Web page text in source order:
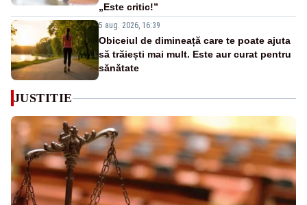
„Este critic!”
5 aug. 2026, 16:39
Obiceiul de dimineață care te poate ajuta
să trăiești mai mult. Este aur curat pentru
sănătate
JUSTITIE